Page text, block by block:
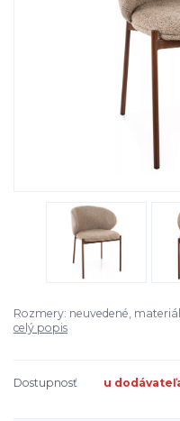
Rozmery: neuvedené,
celý popis
Dostupnosť u